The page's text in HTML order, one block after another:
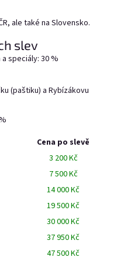
Grepička v bag in boxu 20l
Vyrobíme, doručíme do 7
prac. dnů
ale také na Slovensko.
slev
speciály: 30 %
(paštiku) a Rybízákovu
Cena po slevě
3 200 Kč
7 500 Kč
14 000 Kč
19 500 Kč
30 000 Kč
37 950 Kč
47 500 Kč